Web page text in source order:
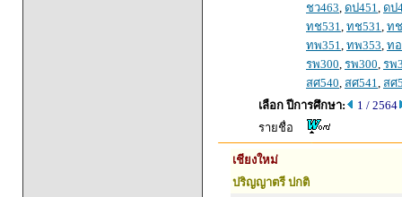
ชว463, ดป451, ดป
ทช531, ทช531, ท
ทพ351, ทพ353, ท
รพ300, รพ300, รพ
สศ540, สศ541, สศ
เลือก ปีการศึกษา:
1 / 2564
รายชื่อ
เชียงใหม่
ปริญญาตรี ปกติ